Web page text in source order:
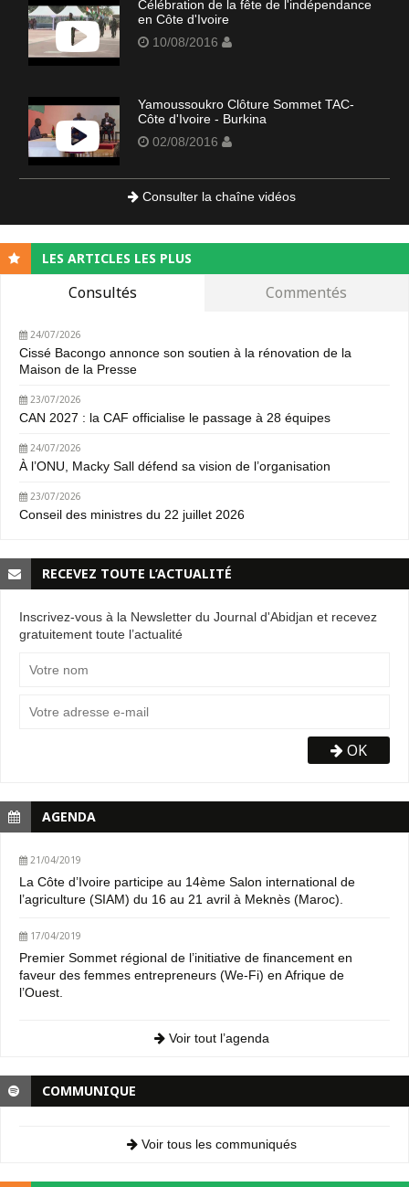
Célébration de la fête de l'indépendance
en Côte d'Ivoire
10/08/2016
Yamoussoukro Clôture Sommet TAC-
Côte d'Ivoire - Burkina
02/08/2016
Consulter la chaîne vidéos
LES ARTICLES LES PLUS
Consultés Commentés
24/07/2026
Cissé Bacongo annonce son soutien à la rénovation de la
Maison de la Presse
23/07/2026
CAN 2027 : la CAF officialise le passage à 28 équipes
24/07/2026
À l’ONU, Macky Sall défend sa vision de l’organisation
23/07/2026
Conseil des ministres du 22 juillet 2026
RECEVEZ TOUTE L’ACTUALITÉ
Inscrivez-vous à la Newsletter du Journal d'Abidjan et recevez
gratuitement toute l’actualité
OK
AGENDA
21/04/2019
La Côte d’Ivoire participe au 14ème Salon international de
l’agriculture (SIAM) du 16 au 21 avril à Meknès (Maroc).
17/04/2019
Premier Sommet régional de l’initiative de financement en
faveur des femmes entrepreneurs (We-Fi) en Afrique de
l’Ouest.
Voir tout l’agenda
COMMUNIQUE
Voir tous les communiqués